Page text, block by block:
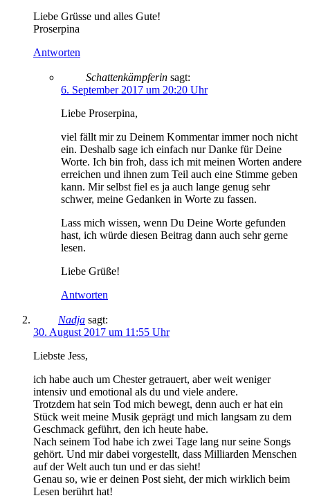
Liebe Grüsse und alles Gute!
Proserpina
Antworten
Schattenkämpferin sagt:
6. September 2017 um 20:20 Uhr
Liebe Proserpina,
viel fällt mir zu Deinem Kommentar immer noch nicht
ein. Deshalb sage ich einfach nur Danke für Deine
Worte. Ich bin froh, dass ich mit meinen Worten andere
erreichen und ihnen zum Teil auch eine Stimme geben
kann. Mir selbst fiel es ja auch lange genug sehr
schwer, meine Gedanken in Worte zu fassen.
Lass mich wissen, wenn Du Deine Worte gefunden
hast, ich würde diesen Beitrag dann auch sehr gerne
lesen.
Liebe Grüße!
Antworten
Nadja sagt:
30. August 2017 um 11:55 Uhr
Liebste Jess,
ich habe auch um Chester getrauert, aber weit weniger
intensiv und emotional als du und viele andere.
Trotzdem hat sein Tod mich bewegt, denn auch er hat ein
Stück weit meine Musik geprägt und mich langsam zu dem
Geschmack geführt, den ich heute habe.
Nach seinem Tod habe ich zwei Tage lang nur seine Songs
gehört. Und mir dabei vorgestellt, dass Milliarden Menschen
auf der Welt auch tun und er das sieht!
Genau so, wie er deinen Post sieht, der mich wirklich beim
Lesen berührt hat!